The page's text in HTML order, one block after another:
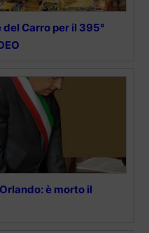
Carro per il 395°
è morto il